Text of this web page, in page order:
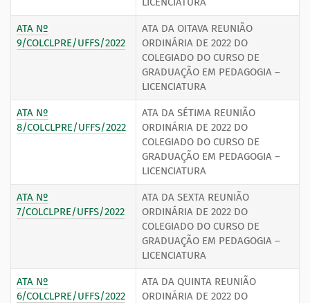
ATA Nº
9/COLCLPRE/UFFS/2022
ATA DA OITAVA REUNIÃO
ORDINÁRIA DE 2022 DO
COLEGIADO DO CURSO DE
GRADUAÇÃO EM PEDAGOGIA –
LICENCIATURA
ATA Nº
8/COLCLPRE/UFFS/2022
ATA DA SÉTIMA REUNIÃO
ORDINÁRIA DE 2022 DO
COLEGIADO DO CURSO DE
GRADUAÇÃO EM PEDAGOGIA –
LICENCIATURA
ATA Nº
7/COLCLPRE/UFFS/2022
ATA DA SEXTA REUNIÃO
ORDINÁRIA DE 2022 DO
COLEGIADO DO CURSO DE
GRADUAÇÃO EM PEDAGOGIA –
LICENCIATURA
ATA Nº
6/COLCLPRE/UFFS/2022
ATA DA QUINTA REUNIÃO
ORDINÁRIA DE 2022 DO